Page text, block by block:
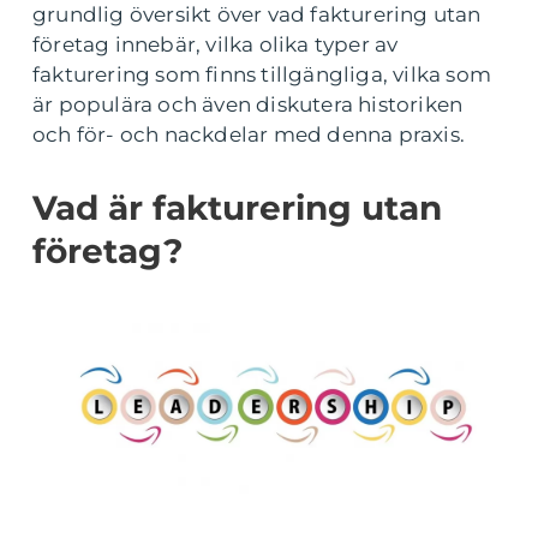
grundlig översikt över vad fakturering utan
företag innebär, vilka olika typer av
fakturering som finns tillgängliga, vilka som
är populära och även diskutera historiken
och för- och nackdelar med denna praxis.
Vad är fakturering utan
företag?